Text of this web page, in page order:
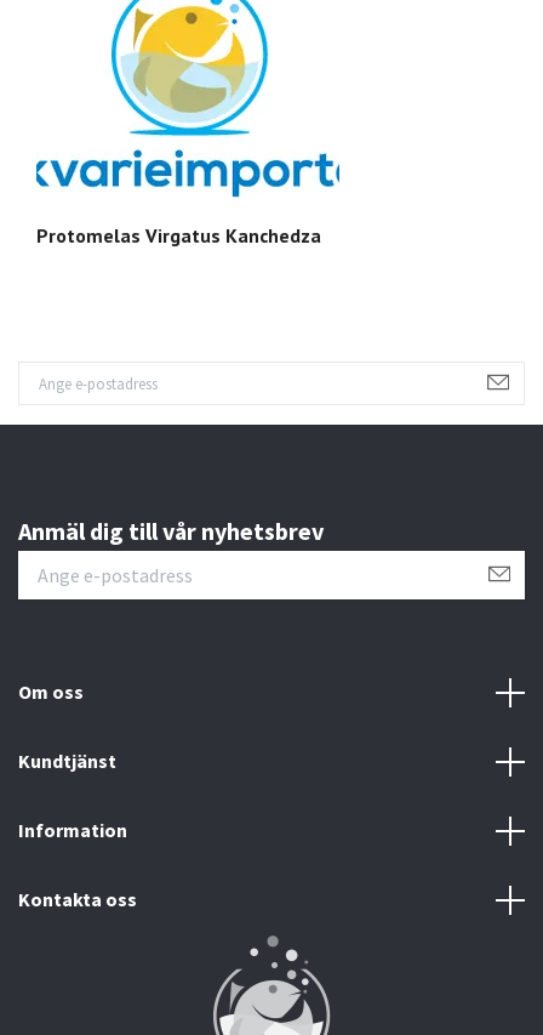
Protomelas Virgatus Kanchedza
Anmäl dig till vår nyhetsbrev
Om oss
Kundtjänst
Information
Kontakta oss